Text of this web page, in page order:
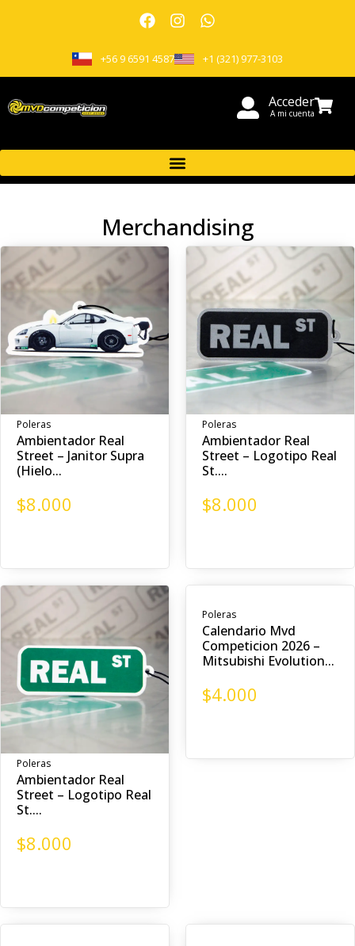
+56 9 6591 4587 +1 (321) 977-3103
Acceder
A mi cuenta
Merchandising
Poleras
Ambientador Real
Street – Janitor Supra
(Hielo...
$8.000
Poleras
Ambientador Real
Street – Logotipo Real
St....
$8.000
Poleras
Ambientador Real
Street – Logotipo Real
St....
$8.000
Poleras
Calendario Mvd
Competicion 2026 –
Mitsubishi Evolution...
$4.000